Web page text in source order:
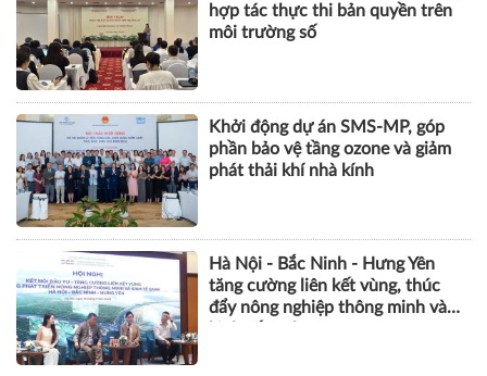
hợp tác thực thi bản quyền trên
môi trường số
Khởi động dự án SMS-MP, góp
phần bảo vệ tầng ozone và giảm
phát thải khí nhà kính
Hà Nội - Bắc Ninh - Hưng Yên
tăng cường liên kết vùng, thúc
đẩy nông nghiệp thông minh và